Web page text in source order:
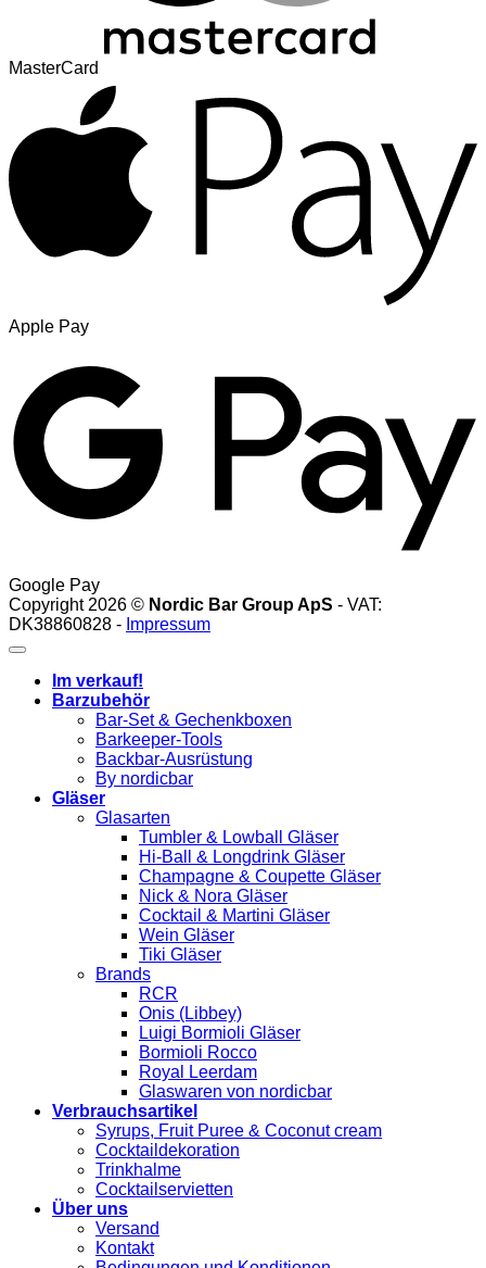
MasterCard
Apple Pay
Google Pay
Copyright 2026 © Nordic Bar Group ApS - VAT:
DK38860828 - Impressum
Im verkauf!
Barzubehör
Bar-Set & Gechenkboxen
Barkeeper-Tools
Backbar-Ausrüstung
By nordicbar
Gläser
Glasarten
Tumbler & Lowball Gläser
Hi-Ball & Longdrink Gläser
Champagne & Coupette Gläser
Nick & Nora Gläser
Cocktail & Martini Gläser
Wein Gläser
Tiki Gläser
Brands
RCR
Onis (Libbey)
Luigi Bormioli Gläser
Bormioli Rocco
Royal Leerdam
Glaswaren von nordicbar
Verbrauchsartikel
Syrups, Fruit Puree & Coconut cream
Cocktaildekoration
Trinkhalme
Cocktailservietten
Über uns
Versand
Kontakt